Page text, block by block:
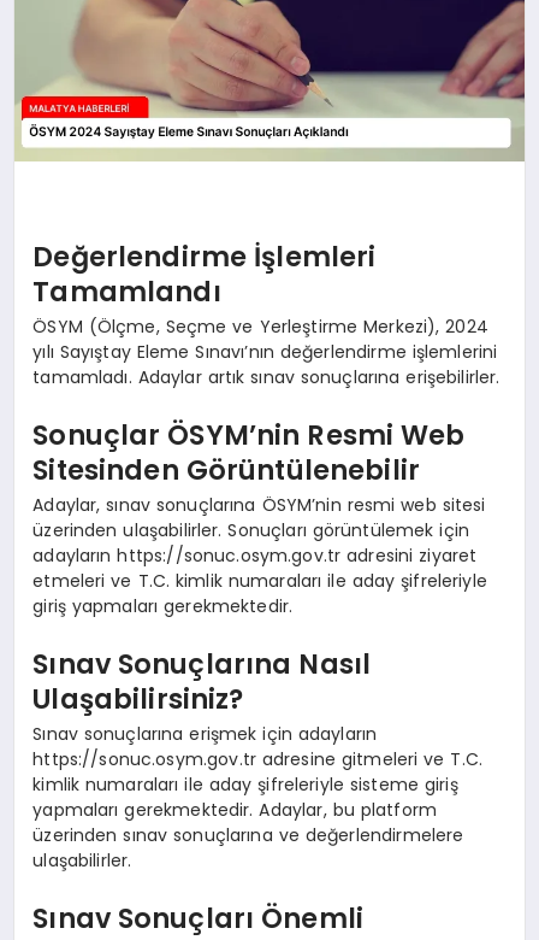
SIYASET
SPOR
Değerlendirme İşlemleri
Tamamlandı
ÖSYM (Ölçme, Seçme ve Yerleştirme Merkezi), 2024
yılı Sayıştay Eleme Sınavı’nın değerlendirme işlemlerini
tamamladı. Adaylar artık sınav sonuçlarına erişebilirler.
Sonuçlar ÖSYM’nin Resmi Web
Sitesinden Görüntülenebilir
Adaylar, sınav sonuçlarına ÖSYM’nin resmi web sitesi
üzerinden ulaşabilirler. Sonuçları görüntülemek için
adayların https://sonuc.osym.gov.tr adresini ziyaret
etmeleri ve T.C. kimlik numaraları ile aday şifreleriyle
giriş yapmaları gerekmektedir.
Sınav Sonuçlarına Nasıl
Ulaşabilirsiniz?
Sınav sonuçlarına erişmek için adayların
https://sonuc.osym.gov.tr adresine gitmeleri ve T.C.
kimlik numaraları ile aday şifreleriyle sisteme giriş
yapmaları gerekmektedir. Adaylar, bu platform
üzerinden sınav sonuçlarına ve değerlendirmelere
ulaşabilirler.
Sınav Sonuçları Önemli